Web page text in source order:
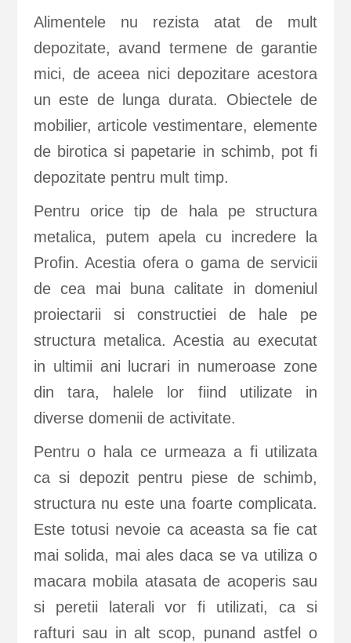
Alimentele nu rezista atat de mult
depozitate, avand termene de garantie
mici, de aceea nici depozitare acestora
un este de lunga durata. Obiectele de
mobilier, articole vestimentare, elemente
de birotica si papetarie in schimb, pot fi
depozitate pentru mult timp.
Pentru orice tip de hala pe structura
metalica, putem apela cu incredere la
Profin. Acestia ofera o gama de servicii
de cea mai buna calitate in domeniul
proiectarii si constructiei de hale pe
structura metalica. Acestia au executat
in ultimii ani lucrari in numeroase zone
din tara, halele lor fiind utilizate in
diverse domenii de activitate.
Pentru o hala ce urmeaza a fi utilizata
ca si depozit pentru piese de schimb,
structura nu este una foarte complicata.
Este totusi nevoie ca aceasta sa fie cat
mai solida, mai ales daca se va utiliza o
macara mobila atasata de acoperis sau
si peretii laterali vor fi utilizati, ca si
rafturi sau in alt scop, punand astfel o